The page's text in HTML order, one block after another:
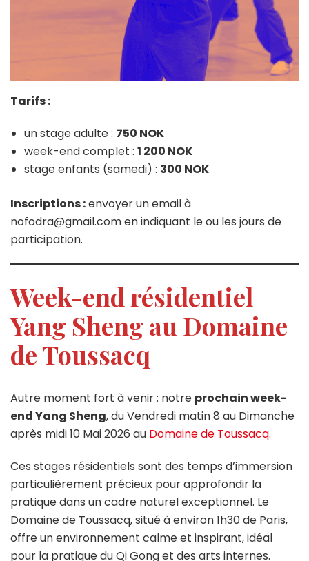
Tarifs :
un stage adulte : 750 NOK
week-end complet : 1 200 NOK
stage enfants (samedi) : 300 NOK
Inscriptions :envoyer un email à
nofodra@gmail.com en indiquant le ou les jours de
participation.
Week-end résidentiel
Yang Sheng au Domaine
de Toussacq
Autre moment fort à venir : notre prochain week-
end Yang Sheng, du Vendredi matin 8 au Dimanche
après midi 10 Mai 2026 au Domaine de Toussacq.
Ces stages résidentiels sont des temps d’immersion
particulièrement précieux pour approfondir la
pratique dans un cadre naturel exceptionnel. Le
Domaine de Toussacq, situé à environ 1h30 de Paris,
offre un environnement calme et inspirant, idéal
pour la pratique du Qi Gong et des arts internes.